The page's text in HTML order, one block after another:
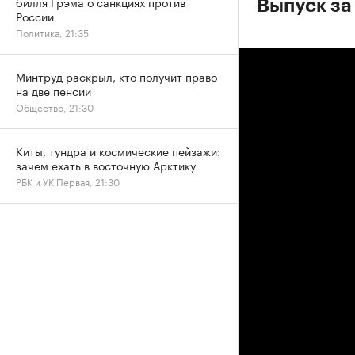
Выпуск
России
Политика, 21:35
Минтруд раскрыл, кто получит право
на две пенсии
Общество, 21:30
Киты, тундра и космические пейзажи:
зачем ехать в восточную Арктику
РБК и УК Первая, 21:30